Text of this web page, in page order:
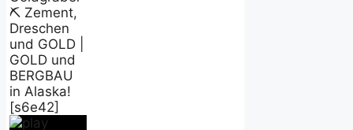
⛏️ Zement,
Dreschen
und GOLD |
GOLD und
BERGBAU
in Alaska!
[s6e42]